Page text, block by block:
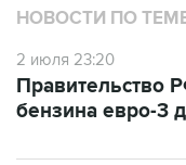
НОВОСТИ ПО
2 июля 23:20
Правительство
бензина евро-3